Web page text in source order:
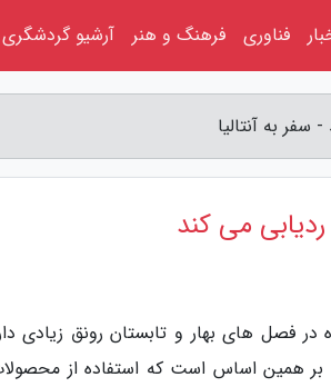
به آنتالیا
می کند
در فصل های بهار و تابستان رونق زیادی
اساس است که استفاده از محصولات
فناوری فرهنگ و هنر آرشیو گردشگری